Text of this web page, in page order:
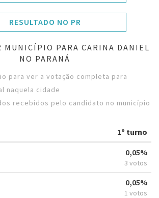
RESULTADO NO PR
MUNICÍPIO PARA CARINA DANIEL
NO PARANÁ
para ver a votação completa para
naquela cidade
recebidos pelo candidato no município
1º turno
0,05%
3 votos
0,05%
1 votos